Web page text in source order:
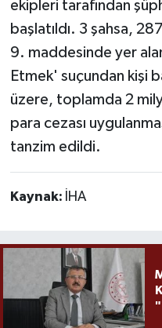
ekipleri tarafından
başlatıldı. 3 şahsa,
9. maddesinde yer
Etmek' suçundan kişi
üzere, toplamda 2
para cezası
tanzim edildi.
Kaynak: İHA